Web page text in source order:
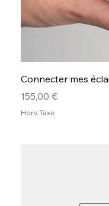
Connecter mes
Prix
155,00 €
Hors Taxe